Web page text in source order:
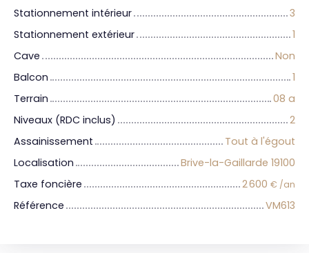
Stationnement intérieur
3
Stationnement extérieur
1
Cave
Non
Balcon
1
Terrain
08 a
Niveaux (RDC inclus)
2
Assainissement
Tout à l'égout
Localisation
Brive-la-Gaillarde 19100
Taxe foncière
2 600 € /an
Référence VM613